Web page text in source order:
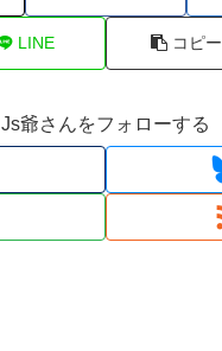
LINE コピー
Js爺さんをフォローする